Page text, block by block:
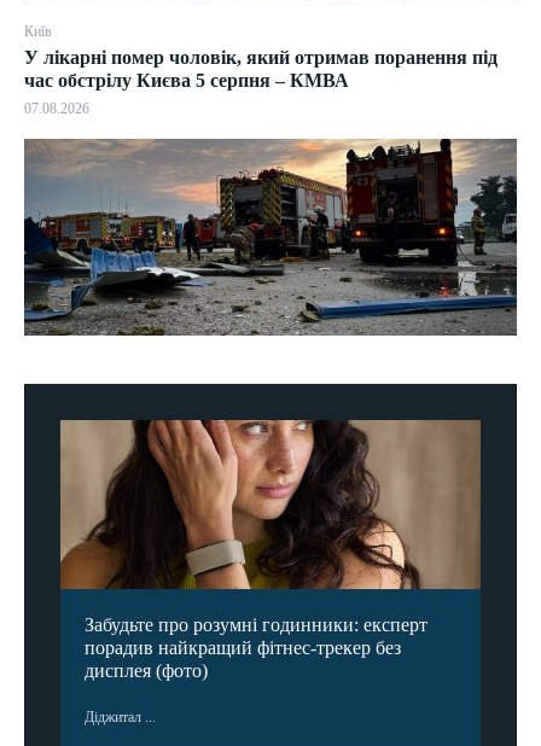
Київ
У лікарні помер чоловік, який отримав поранення під
час обстрілу Києва 5 серпня – КМВА
07.08.2026
Забудьте про розумні годинники: експерт
порадив найкращий фітнес-трекер без
дисплея (фото)
Діджитал ...